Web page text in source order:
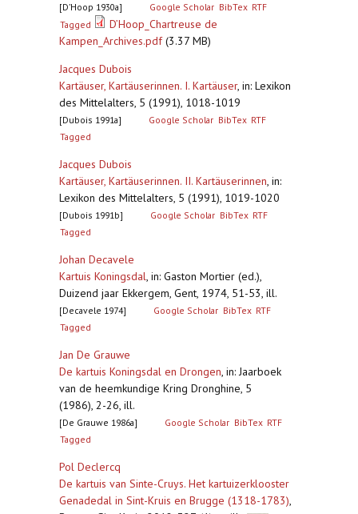
[D’Hoop 1930a] Google Scholar BibTex RTF
Tagged
D’Hoop_Chartreuse de
Kampen_Archives.pdf(3.37 MB)
Jacques Dubois
Kartäuser, Kartäuserinnen. I. Kartäuser, in: Lexikon
des Mittelalters, 5 (1991), 1018-1019
[Dubois 1991a] Google Scholar BibTex RTF
Tagged
Jacques Dubois
Kartäuser, Kartäuserinnen. II. Kartäuserinnen, in:
Lexikon des Mittelalters, 5 (1991), 1019-1020
[Dubois 1991b] Google Scholar BibTex RTF
Tagged
Johan Decavele
Kartuis Koningsdal, in: Gaston Mortier (ed.),
Duizend jaar Ekkergem, Gent, 1974, 51-53, ill.
[Decavele 1974] Google Scholar BibTex RTF
Tagged
Jan De Grauwe
De kartuis Koningsdal en Drongen, in: Jaarboek
van de heemkundige Kring Dronghine, 5
(1986), 2-26, ill.
[De Grauwe 1986a] Google Scholar BibTex RTF
Tagged
Pol Declercq
De kartuis van Sinte-Cruys. Het kartuizerklooster
Genadedal in Sint-Kruis en Brugge (1318-1783),